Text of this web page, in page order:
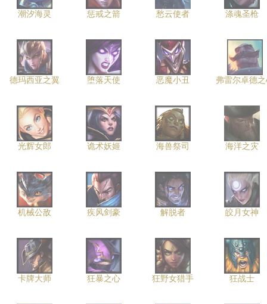
潮汐海灵 惩戒之箭 愁云使者 涤魂圣枪
德玛西亚之翼 堕落天使 恶魔小丑 弗雷尔卓德
光辉女郎 诡术妖姬 海兽祭司 海洋之灾
机械公敌 疾风剑豪 解脱者 皎月女神
卡牌大师 狂暴之心 狂野女猎手 狂战士